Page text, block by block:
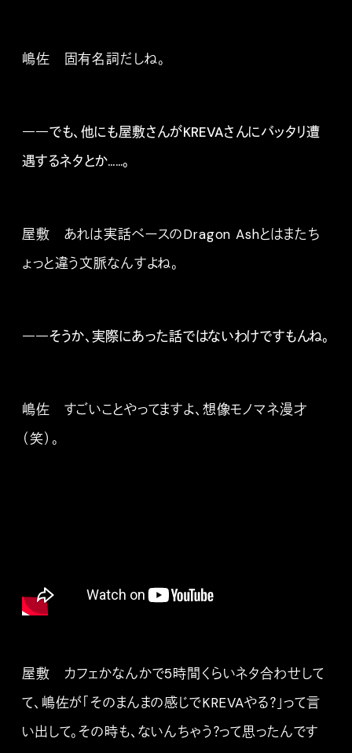
嶋佐 固有名詞だしね。
――でも、他にも屋敷さんがKREVAさんにバッタリ遭
遇するネタとか……。
屋敷 あれは実話ベースのDragon Ashとはまたち
ょっと違う文脈なんすよね。
――そうか、実際にあった話ではないわけですもんね。
嶋佐 すごいことやってますよ、想像モノマネ漫才
（笑）。
屋敷 カフェかなんかで5時間くらいネタ合わせして
て、嶋佐が「そのまんまの感じでKREVAやる？」って言
い出して。その時も、ないんちゃう？って思ったんです